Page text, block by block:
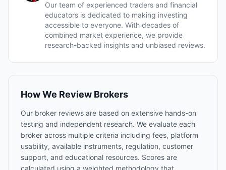
Our team of experienced traders and financial
educators is dedicated to making investing
accessible to everyone. With decades of
combined market experience, we provide
research-backed insights and unbiased reviews.
How We Review Brokers
Our broker reviews are based on extensive hands-on
testing and independent research. We evaluate each
broker across multiple criteria including fees, platform
usability, available instruments, regulation, customer
support, and educational resources. Scores are
calculated using a weighted methodology that